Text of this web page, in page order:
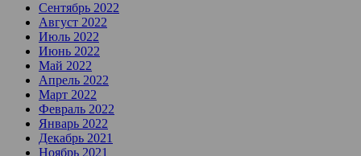
Сентябрь 2022
Август 2022
Июль 2022
Июнь 2022
Май 2022
Апрель 2022
Март 2022
Февраль 2022
Январь 2022
Декабрь 2021
Ноябрь 2021